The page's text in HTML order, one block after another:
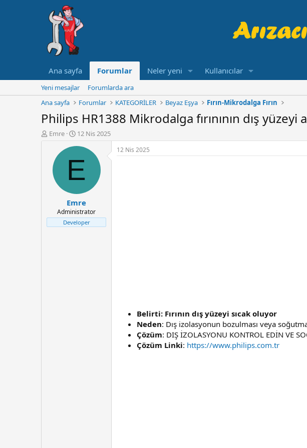
Ana sayfa Forumlar Neler yeni Kullanıcılar
Yeni mesajlar
Forumlarda ara
Ana sayfa
Forumlar KATEGORİLER Beyaz Eşya Fırın-Mikrodalga Fırın
Philips HR1388 Mikrodalga fırınının dış yüzeyi
K
Emre
B
l
a
n
ı
ç
t
a
12 Nis 2025
E
Emre
Administrator
Developer
12 Nis 2025
Belirti: Fırının dış yüzeyi sıcak oluyor
Neden: Dış izolasyonun bozulması veya
Çözüm: DIŞ İZOLASYONU KONTROL EDİN VE
Çözüm Linki: https://www.philips.com.tr